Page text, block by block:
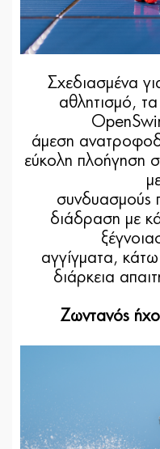
Σχεδιασμένα
αθλητισμό,
άμεση
εύκολη πλοήγηση
συνδυασμούς
διάδραση με
αγγίγματα,
διάρκεια
Ζωντανός